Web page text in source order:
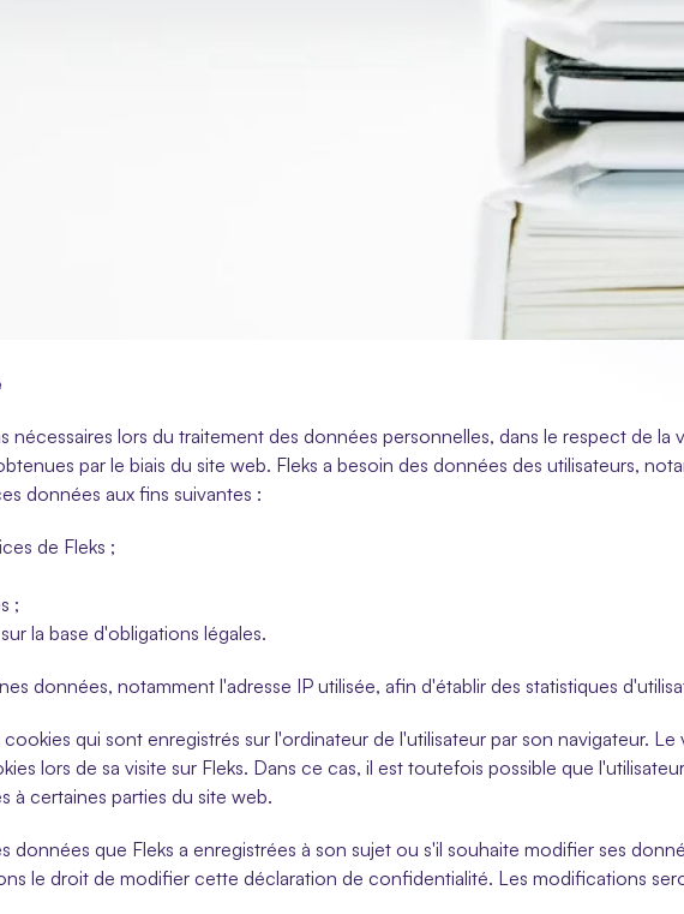
nécessaires lors du traitement des données personnelles, dans le respect de la
par le biais du site web. Fleks a besoin des données des utilisateurs,
données aux fins suivantes :
de Fleks ;
;
la base d'obligations légales.
données, notamment l'adresse IP utilisée, afin d'établir des statistiques
qui sont enregistrés sur l'ordinateur de l'utilisateur par son navigateur.
lors de sa visite sur Fleks. Dans ce cas, il est toutefois possible que
à certaines parties du site web.
données que Fleks a enregistrées à son sujet ou s'il souhaite modifier ses
le droit de modifier cette déclaration de confidentialité. Les modifications